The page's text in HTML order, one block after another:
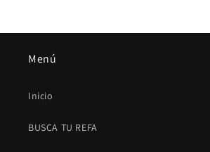
Menú
Inicio
BUSCA TU REFA